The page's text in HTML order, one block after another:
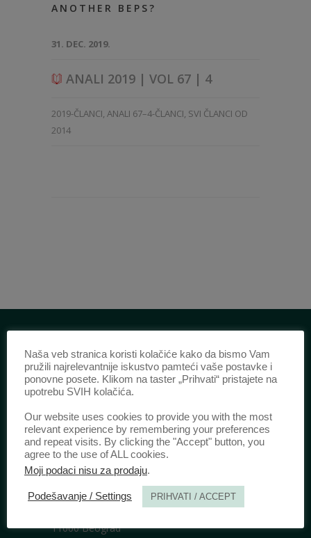
ANOTHER BEPS?
31. DEC. 2019.
ANALI 2019 | VOL 67 | 4
2019-ČLANCI, ANALI 67–4-ČLANCI, SVI ČLANCI OD
2014
IDENTIFIKACIJA /
ISSN:0003-2565(Štampano izdanje)
DOI:10.51204/Anali_PFBU_1906
Pravni fakultet Univerziteta u Beogradu
Bulevar kralja Aleksandra 67
11000 Beograd
Naša veb stranica koristi kolačiće kako da bismo Vam
pružili najrelevantnije iskustvo pamteći vaše postavke i
ponovne posete. Klikom na taster „Prihvati“ pristajete na
upotrebu SVIH kolačića.
Our website uses cookies to provide you with the most
relevant experience by remembering your preferences
and repeat visits. By clicking the "Accept" button, you
agree to the use of ALL cookies.
Moji podaci nisu za prodaju.
Podešavanje / Settings PRIHVATI / ACCEPT